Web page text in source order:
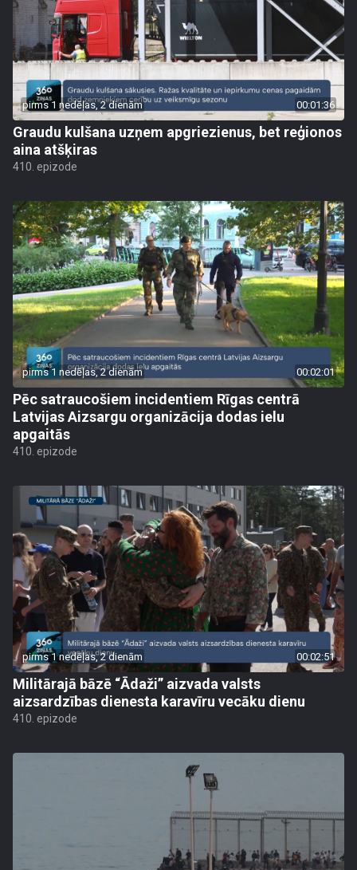
pirms 1 nedēļas, 2 dienām 00:01:36
Graudu kulšana uzņem apgriezienus, bet reģionos
aina atšķiras
410. epizode
pirms 1 nedēļas, 2 dienām 00:02:01
Pēc satraucošiem incidentiem Rīgas centrā
Latvijas Aizsargu organizācija dodas ielu
apgaitās
410. epizode
pirms 1 nedēļas, 2 dienām 00:02:51
Militārajā bāzē “Ādaži” aizvada valsts
aizsardzības dienesta karavīru vecāku dienu
410. epizode